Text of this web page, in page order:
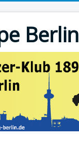
Berlin